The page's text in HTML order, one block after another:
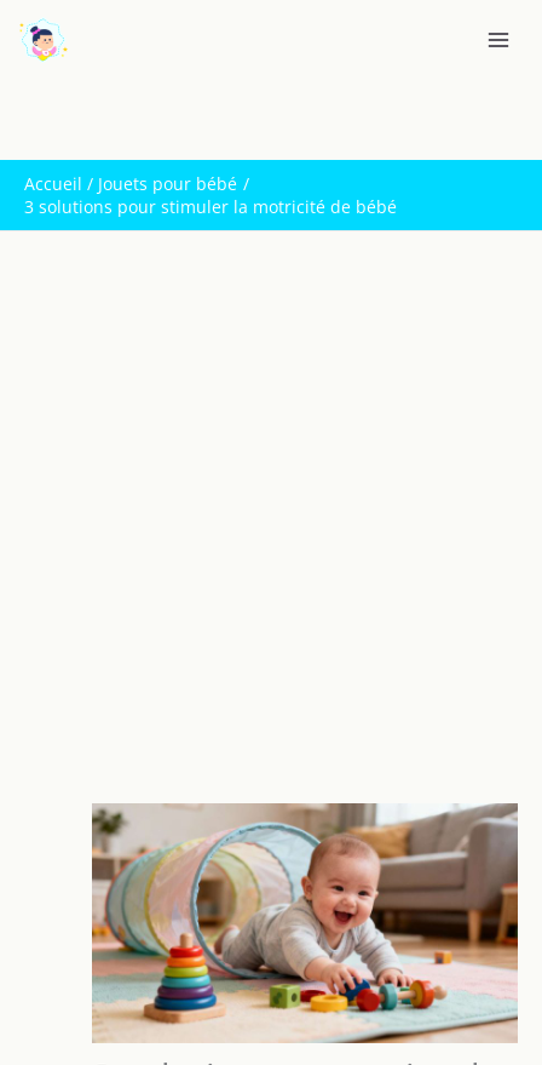
Accueil
Jouets pour bébé
3 solutions pour stimuler la motricité de bébé
e
r
c